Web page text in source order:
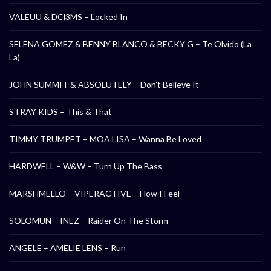
VALEUU & DCl3MS – Locked In
SELENA GOMEZ & BENNY BLANCO & BECKY G – Te Olvido (La
La)
JOHN SUMMIT & ABSOLUTELY – Don’t Believe It
STRAY KIDS – This & That
TIMMY TRUMPET – MOA LISA – Wanna Be Loved
HARDWELL – W&W – Turn Up The Bass
MARSHMELLO – VIPERACTIVE – How I Feel
SOLOMUN – INEZ – Raider On The Storm
ANGELE – AMELIE LENS – Run